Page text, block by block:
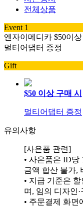
전체상품
Event 1
엔자이메디카 $50이상
멀티어댑터 증정
Gift
$50 이상 구매 시
멀티어댑터 증정
유의사항
[사은품 관련]
• 사은품은 ID당
금액 합산 불가,
• 지급 기준은
며, 임의 디자인
• 주문결제 화면